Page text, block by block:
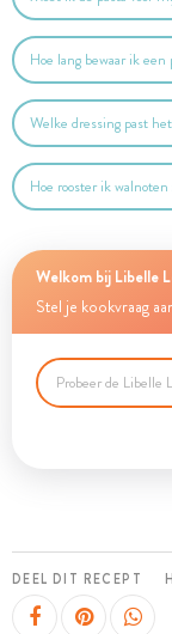
Hoe lang bewaar ik
Welke dressing past
Hoe rooster ik
Welkom bij Libelle
Stel je kookvraag
DEEL DIT RECEPT